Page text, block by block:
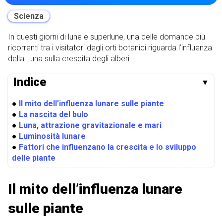
Scienza
In questi giorni di lune e superlune, una delle domande più
ricorrenti tra i visitatori degli orti botanici riguarda l’influenza
della Luna sulla crescita degli alberi.
Indice ▼
●
Il mito dell’influenza lunare sulle piante
● La nascita del bulo
● Luna, attrazione gravitazionale e mari
● Luminosità lunare
● Fattori che influenzano la crescita e lo sviluppo
delle piante
Il mito dell’influenza lunare
sulle piante